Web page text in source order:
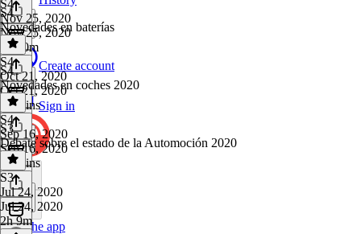
Create account
Sign in
Get the app
S4·
Nov 25, 2020
Nov 25, 2020
1h 30m
S4
Novedades en baterías
S4·
Oct 21, 2020
Oct 21, 2020
55 mins
S4
Novedades en coches 2020
S4·
Sep 16, 2020
Sep 16, 2020
57 mins
S3
Debate sobre el estado de la Automoción 2020
S3·
Jul 24, 2020
Jul 24, 2020
2h 9m